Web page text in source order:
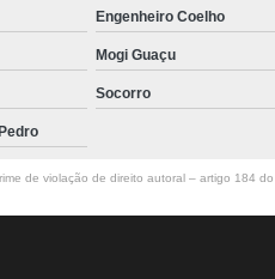
Engenheiro Coelho
Mogi Guaçu
Socorro
de violação de direito autoral – artigo 184